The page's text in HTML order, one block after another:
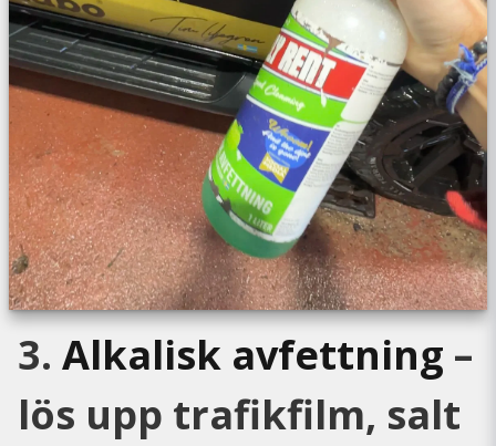
3. Alkalisk avfettning –
lös upp trafikfilm, salt